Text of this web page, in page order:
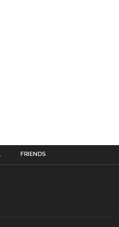
FRIENDS